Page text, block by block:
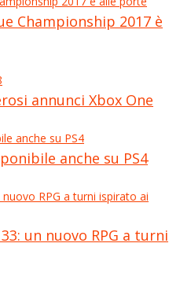
Championship 2017 è
annunci Xbox One
anche su PS4
un nuovo RPG a turni